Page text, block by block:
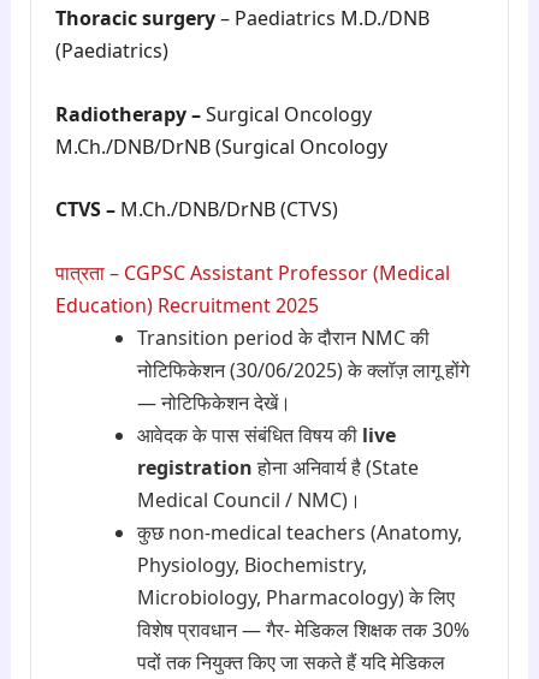
Thoracic surgery– Paediatrics M.D./DNB
(Paediatrics)
Radiotherapy –Surgical Oncology
M.Ch./DNB/DrNB (Surgical Oncology
CTVS –M.Ch./DNB/DrNB (CTVS)
पात्रता – CGPSC Assistant Professor (Medical
Education) Recruitment 2025
Transition period के दौरान NMC की
नोटिफिकेशन (30/06/2025) के क्लॉज़ लागू होंगे
— नोटिफिकेशन देखें।
आवेदक के पास संबंधित विषय की live
registrationहोना अनिवार्य है (State
Medical Council / NMC)।
कुछ non-medical teachers (Anatomy,
Physiology, Biochemistry,
Microbiology, Pharmacology) के लिए
विशेष प्रावधान — गैर- मेडिकल शिक्षक तक 30%
पदों तक नियुक्त किए जा सकते हैं यदि मेडिकल